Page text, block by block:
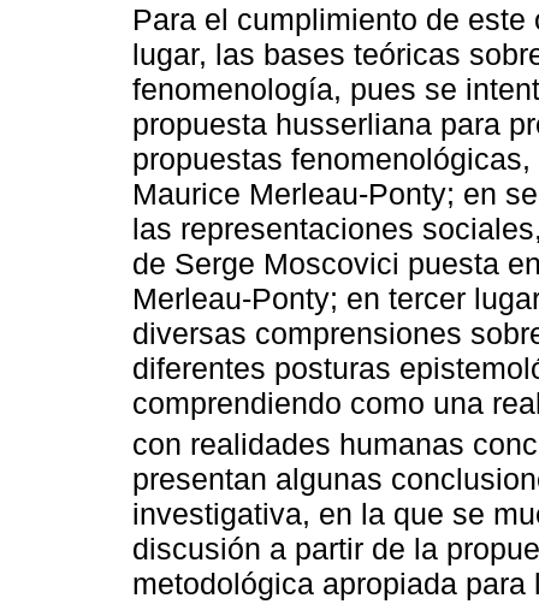
Para el cumplimiento de
lugar, las bases teóricas
fenomenología, pues se
propuesta husserliana para
propuestas
Maurice Merleau-Ponty; en
las representaciones
de Serge Moscovici puesta
Merleau-Ponty; en tercer
diversas comprensiones
diferentes posturas
comprendiendo como una
con realidades humanas
presentan algunas
investigativa, en la que se
discusión a partir de la
metodológica apropiada